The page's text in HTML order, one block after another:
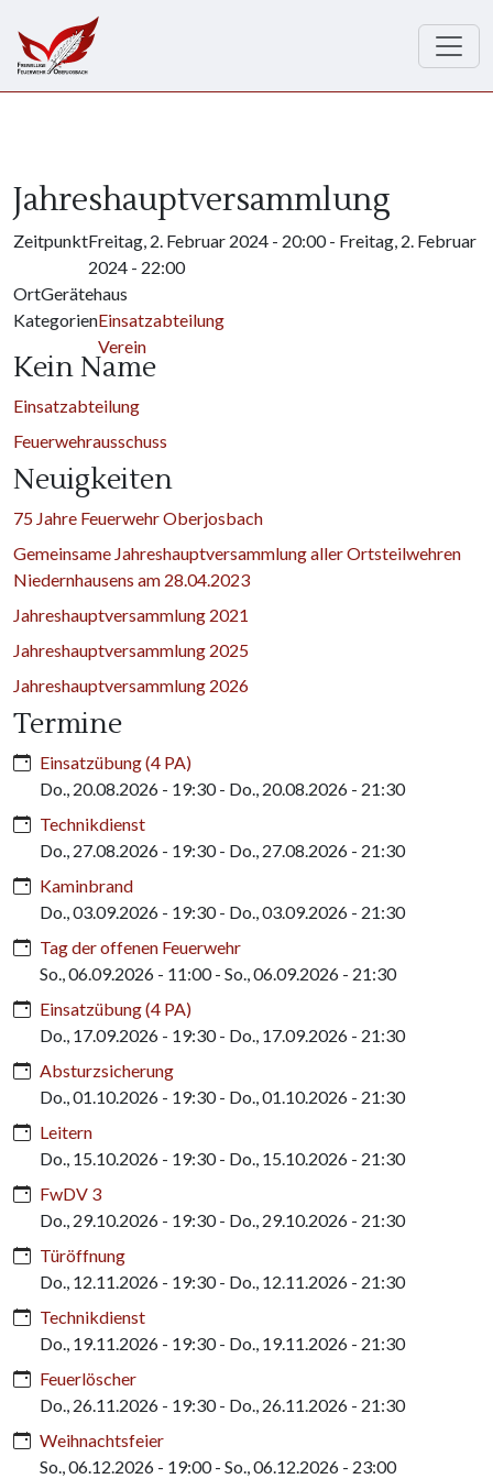
Jahreshauptversammlung
ZeitpunktFreitag, 2. Februar 2024 - 20:00- Freitag, 2. Februar
2024 - 22:00
OrtGerätehaus
KategorienEinsatzabteilung
Verein
Kein Name
Einsatzabteilung
Feuerwehrausschuss
Neuigkeiten
75 Jahre Feuerwehr Oberjosbach
Gemeinsame Jahreshauptversammlung aller Ortsteilwehren
Niedernhausens am 28.04.2023
Jahreshauptversammlung 2021
Jahreshauptversammlung 2025
Jahreshauptversammlung 2026
Termine
Einsatzübung (4 PA)
Do., 20.08.2026 - 19:30- Do., 20.08.2026 - 21:30
Technikdienst
Do., 27.08.2026 - 19:30- Do., 27.08.2026 - 21:30
Kaminbrand
Do., 03.09.2026 - 19:30- Do., 03.09.2026 - 21:30
Tag der offenen Feuerwehr
So., 06.09.2026 - 11:00- So., 06.09.2026 - 21:30
Einsatzübung (4 PA)
Do., 17.09.2026 - 19:30- Do., 17.09.2026 - 21:30
Absturzsicherung
Do., 01.10.2026 - 19:30- Do., 01.10.2026 - 21:30
Leitern
Do., 15.10.2026 - 19:30- Do., 15.10.2026 - 21:30
FwDV 3
Do., 29.10.2026 - 19:30- Do., 29.10.2026 - 21:30
Türöffnung
Do., 12.11.2026 - 19:30- Do., 12.11.2026 - 21:30
Technikdienst
Do., 19.11.2026 - 19:30- Do., 19.11.2026 - 21:30
Feuerlöscher
Do., 26.11.2026 - 19:30- Do., 26.11.2026 - 21:30
Weihnachtsfeier
So., 06.12.2026 - 19:00- So., 06.12.2026 - 23:00